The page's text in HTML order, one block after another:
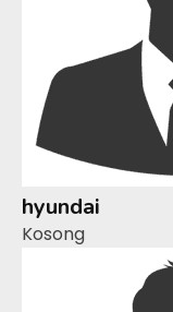
hyundai
Kosong